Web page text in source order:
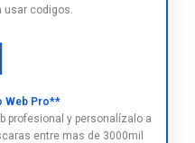
usar codigos.
Web Pro**
profesional y personalízalo a
entre mas de 3000mil